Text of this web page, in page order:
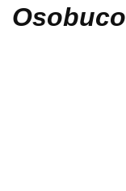
Osobuco